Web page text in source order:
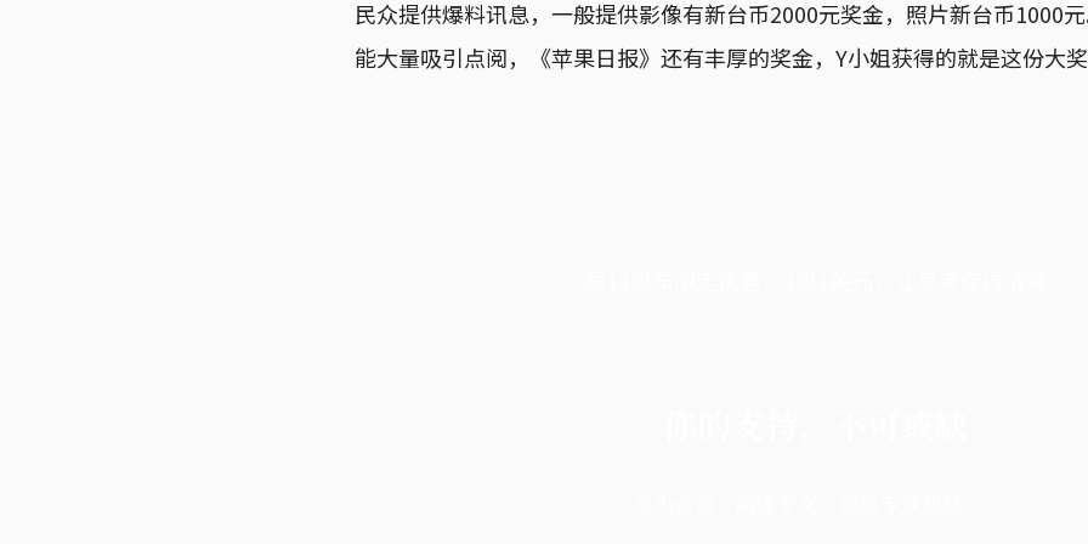
民众提供爆料讯息，一般提供影像有新台币2000元奖金，照片新台币1000
能大量吸引点阅，《苹果日报》还有丰厚的奖金，Y小姐获得的就是这份大奖